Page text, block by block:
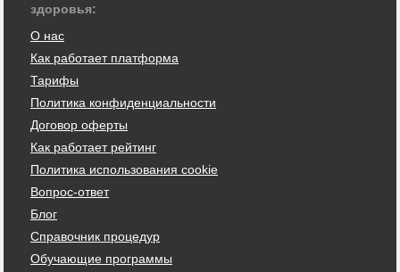
здоровья:
О нас
Как работает платформа
Тарифы
Политика конфиденциальности
Договор оферты
Как работает рейтинг
Политика использования cookie
Вопрос-ответ
Блог
Справочник процедур
Обучающие программы